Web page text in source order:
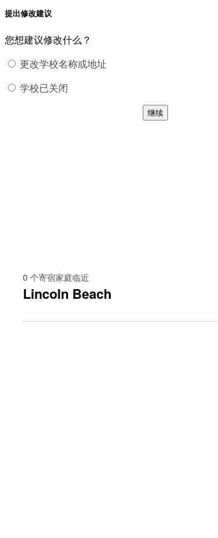
提出修改建议
您想建议修改什么？
更改学校名称或地址
学校已关闭
继续
0 个寄宿家庭临近
Lincoln Beach